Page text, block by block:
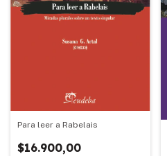
Para leer a Rabelais
$16.900,00